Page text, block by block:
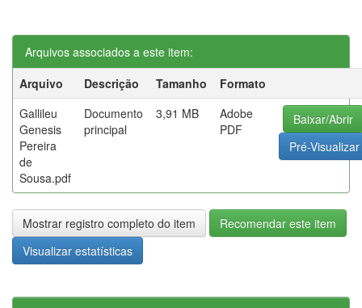
Arquivos associados a este item:
Arquivo
Descrição Tamanho
Formato
Gallileu
Genesis
Pereira
de
Sousa.pdf
Documento
principal
3,91 MB
Adobe
PDF
Baixar/Abrir
Pré-Visualizar
Mostrar registro completo do item
Recomendar este item
Visualizar estatísticas